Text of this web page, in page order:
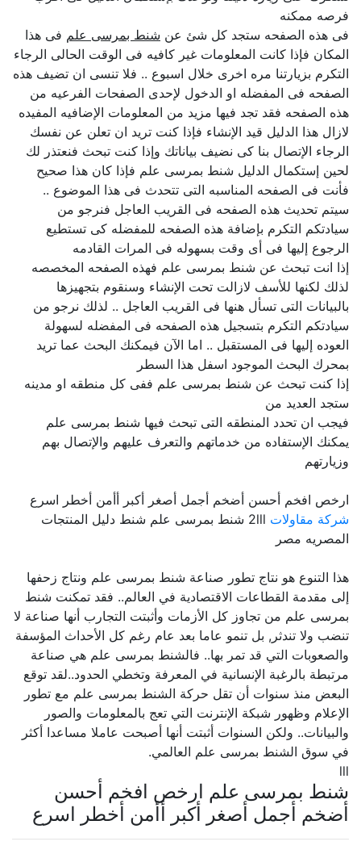
فرصه ممكنه
فى هذه الصفحه ستجد كل شئ عنشنط بمرسى علمفى هذا
المكان فإذا كانت المعلومات غير كافيه فى الوقت الحالى الرجاء
التكرم بزيارتنا مره اخرى خلال اسبوع .. فلا تنسى ان تضيف هذه
الصفحه فى المفضله او الدخول لإحدى الصفحات الفرعيه من
هذه الصفحه فقد تجد فيها مزيد من المعلومات الإضافيه المفيده
لازال هذا الدليل قيد الإنشاء فإذا كنت تريد ان تعلن عن نفسك
الرجاء الإتصال بنا كى نضيف بياناتك وإذا كنت تبحث فنعتذر لك
لحين إستكمال الدليل شنط بمرسى علم فإذا كان هذا صحيح
فأنت فى الصفحه المناسبه التى تتحدث فى هذا الموضوع ..
سيتم تحديث هذه الصفحه فى القريب العاجل فنرجو من
سيادتكم التكرم بإضافة هذه الصفحه للمفضله كى تستطيع
الرجوع إليها فى أى وقت بسهوله فى المرات القادمه
إذا انت تبحث عن شنط بمرسى علم فهذه الصفحه المخصصه
لذلك لكنها للأسف لازالت تحت الإنشاء وسنقوم بتجهيزها
بالبيانات التى تسأل هنها فى القريب العاجل .. لذلك نرجو من
سيادتكم التكرم بتسجيل هذه الصفحه فى المفضله لسهولة
العوده إليها فى المستقبل .. اما الآن فيمكنك البحث عما تريد
بمحرك البحث الموجود اسفل هذا السطر
إذا كنت تبحث عن شنط بمرسى علم ففى كل منطقه او مدينه
ستجد العديد من
فيجب ان تحدد المنطقه التى تبحث فيها شنط بمرسى علم
يمكنك الإستفاده من خدماتهم والتعرف عليهم والإتصال بهم
وزيارتهم
ارخص افخم أحسن أضخم أجمل أصغر أكبر أأمن أخطر اسرع
شركة مقاولات
2lll شنط بمرسى علم شنط دليل المنتجات
المصريه مصر
هذا التنوع هو نتاج تطور صناعة شنط بمرسى علم ونتاج زحفها
إلى مقدمة القطاعات الاقتصادية في العالم.. فقد تمكنت شنط
بمرسى علم من تجاوز كل الأزمات وأثبتت التجارب أنها صناعة لا
تنضب ولا تندثر, بل تنمو عاما بعد عام رغم كل الأحداث المؤسفة
والصعوبات التي قد تمر بها.. فالشنط بمرسى علم هي صناعة
مرتبطة بالرغبة الإنسانية في المعرفة وتخطي الحدود..لقد توقع
البعض منذ سنوات أن تقل حركة الشنط بمرسى علم مع تطور
الإعلام وظهور شبكة الإنترنت التي تعج بالمعلومات والصور
والبيانات.. ولكن السنوات أثبتت أنها أصبحت عاملا مساعدا أكثر
في سوق الشنط بمرسى علم العالمي.
شنط بمرسى علم ارخص افخم أحسن
أضخم أجمل أصغر أكبر أأمن أخطر اسرع